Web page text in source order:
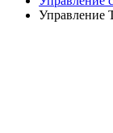
Управление